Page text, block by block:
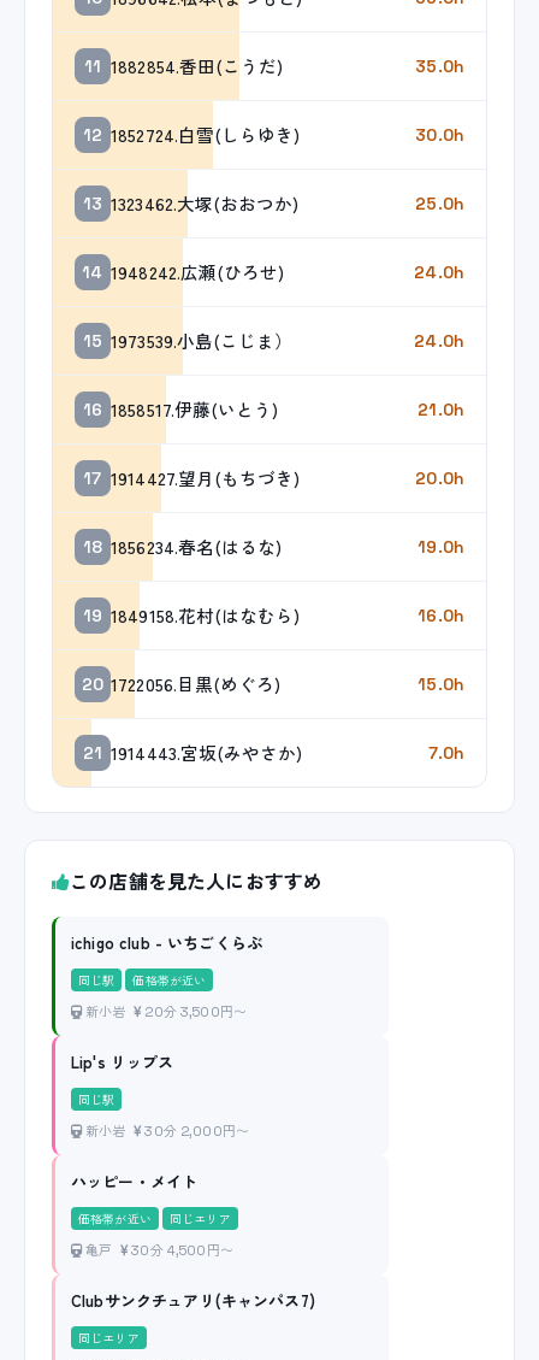
11 1882854.香田(こうだ) 35.0h
12 1852724.白雪(しらゆき) 30.0h
13 1323462.大塚(おおつか) 25.0h
14 1948242.広瀬(ひろせ) 24.0h
15 1973539.小島(こじま） 24.0h
16 1858517.伊藤(いとう) 21.0h
17 1914427.望月(もちづき) 20.0h
18 1856234.春名(はるな) 19.0h
19 1849158.花村(はなむら) 16.0h
20 1722056.目黒(めぐろ) 15.0h
21 1914443.宮坂(みやさか) 7.0h
この店舗を見た人におすすめ
ichigo club - いちごくらぶ
同じ駅 価格帯が近い
新小岩 20分 3,500円〜
Lip's リップス
同じ駅
新小岩 30分 2,000円〜
ハッピー・メイト
価格帯が近い 同じエリア
亀戸 30分 4,500円〜
Clubサンクチュアリ(キャンパス7)
同じエリア